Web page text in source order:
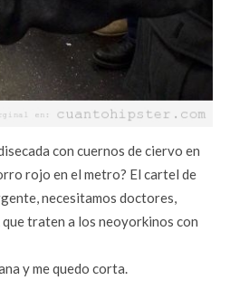
con cuernos de ciervo en
rojo en el metro? El cartel de
necesitamos doctores,
traten a los neoyorkinos con
y me quedo corta.